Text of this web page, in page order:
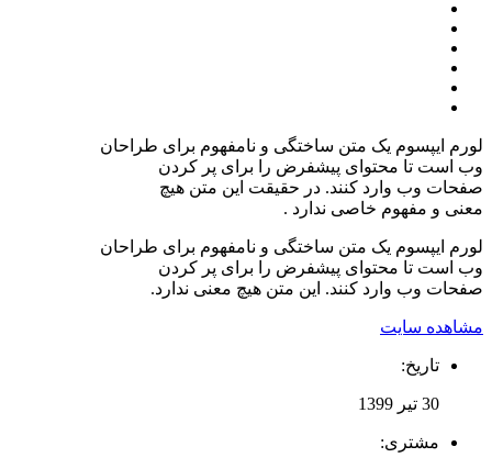
لورم ایپسوم یک متن ساختگی و نامفهوم برای طراحان
وب است تا محتوای پیشفرض را برای پر کردن
صفحات وب وارد کنند. در حقیقت این متن هیچ
معنی و مفهوم خاصی ندارد .
لورم ایپسوم یک متن ساختگی و نامفهوم برای طراحان
وب است تا محتوای پیشفرض را برای پر کردن
صفحات وب وارد کنند. این متن هیچ معنی ندارد.
مشاهده سایت
تاریخ:
30 تیر 1399
مشتری: